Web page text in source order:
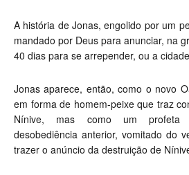
A história de Jonas, engolido por um
mandado por Deus para anunciar, na
40 dias para se arrepender, ou a
Jonas aparece, então, como o novo
em forma de homem-peixe que traz
Nínive, mas como um profeta
desobediência anterior, vomitado do
trazer o anúncio da destruição de